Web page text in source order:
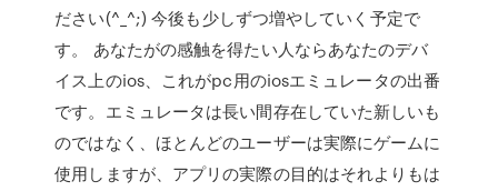
ださい(^_^;) 今後も少しずつ増やしていく予定で
す。 あなたがの感触を得たい人ならあなたのデバ
イス上のios、これがpc用のiosエミュレータの出番
です。エミュレータは長い間存在していた新しいも
のではなく、ほとんどのユーザーは実際にゲームに
使用しますが、アプリの実際の目的はそれよりもは